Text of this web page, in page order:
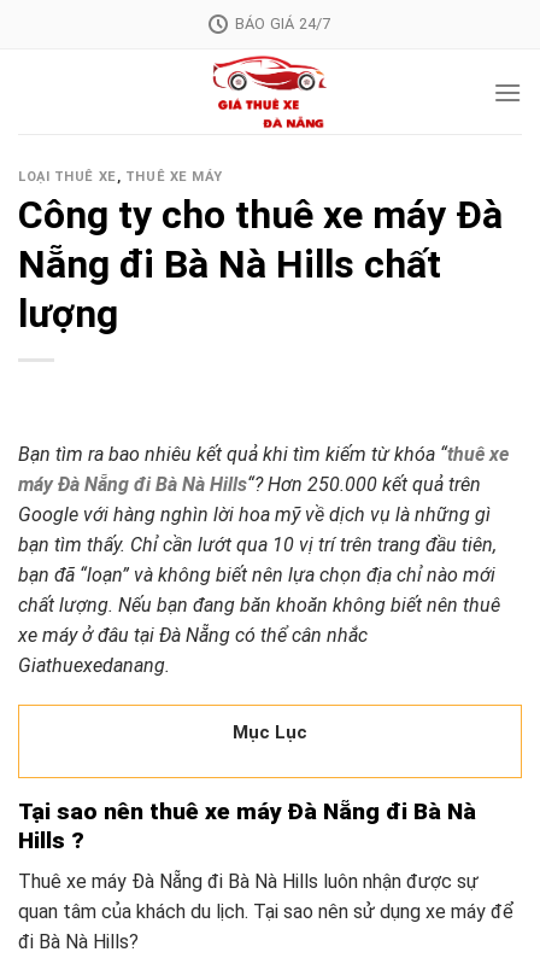
BÁO GIÁ 24/7
LOẠI THUÊ XE, THUÊ XE MÁY
Công ty cho thuê xe máy Đà
Nẵng đi Bà Nà Hills chất
lượng
Bạn tìm ra bao nhiêu kết quả khi tìm kiếm từ khóa “thuê xe
máy Đà Nẵng đi Bà Nà Hills“? Hơn 250.000 kết quả trên
Google với hàng nghìn lời hoa mỹ về dịch vụ là những gì
bạn tìm thấy. Chỉ cần lướt qua 10 vị trí trên trang đầu tiên,
bạn đã “loạn” và không biết nên lựa chọn địa chỉ nào mới
chất lượng. Nếu bạn đang băn khoăn không biết nên thuê
xe máy ở đâu tại Đà Nẵng có thể cân nhắc
Giathuexedanang.
Mục Lục
Tại sao nên thuê xe máy Đà Nẵng đi Bà Nà
Hills ?
Thuê xe máy Đà Nẵng đi Bà Nà Hills luôn nhận được sự
quan tâm của khách du lịch. Tại sao nên sử dụng xe máy để
đi Bà Nà Hills?